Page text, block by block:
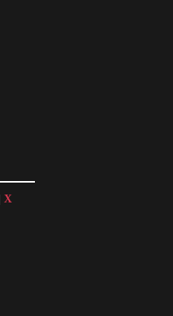
X